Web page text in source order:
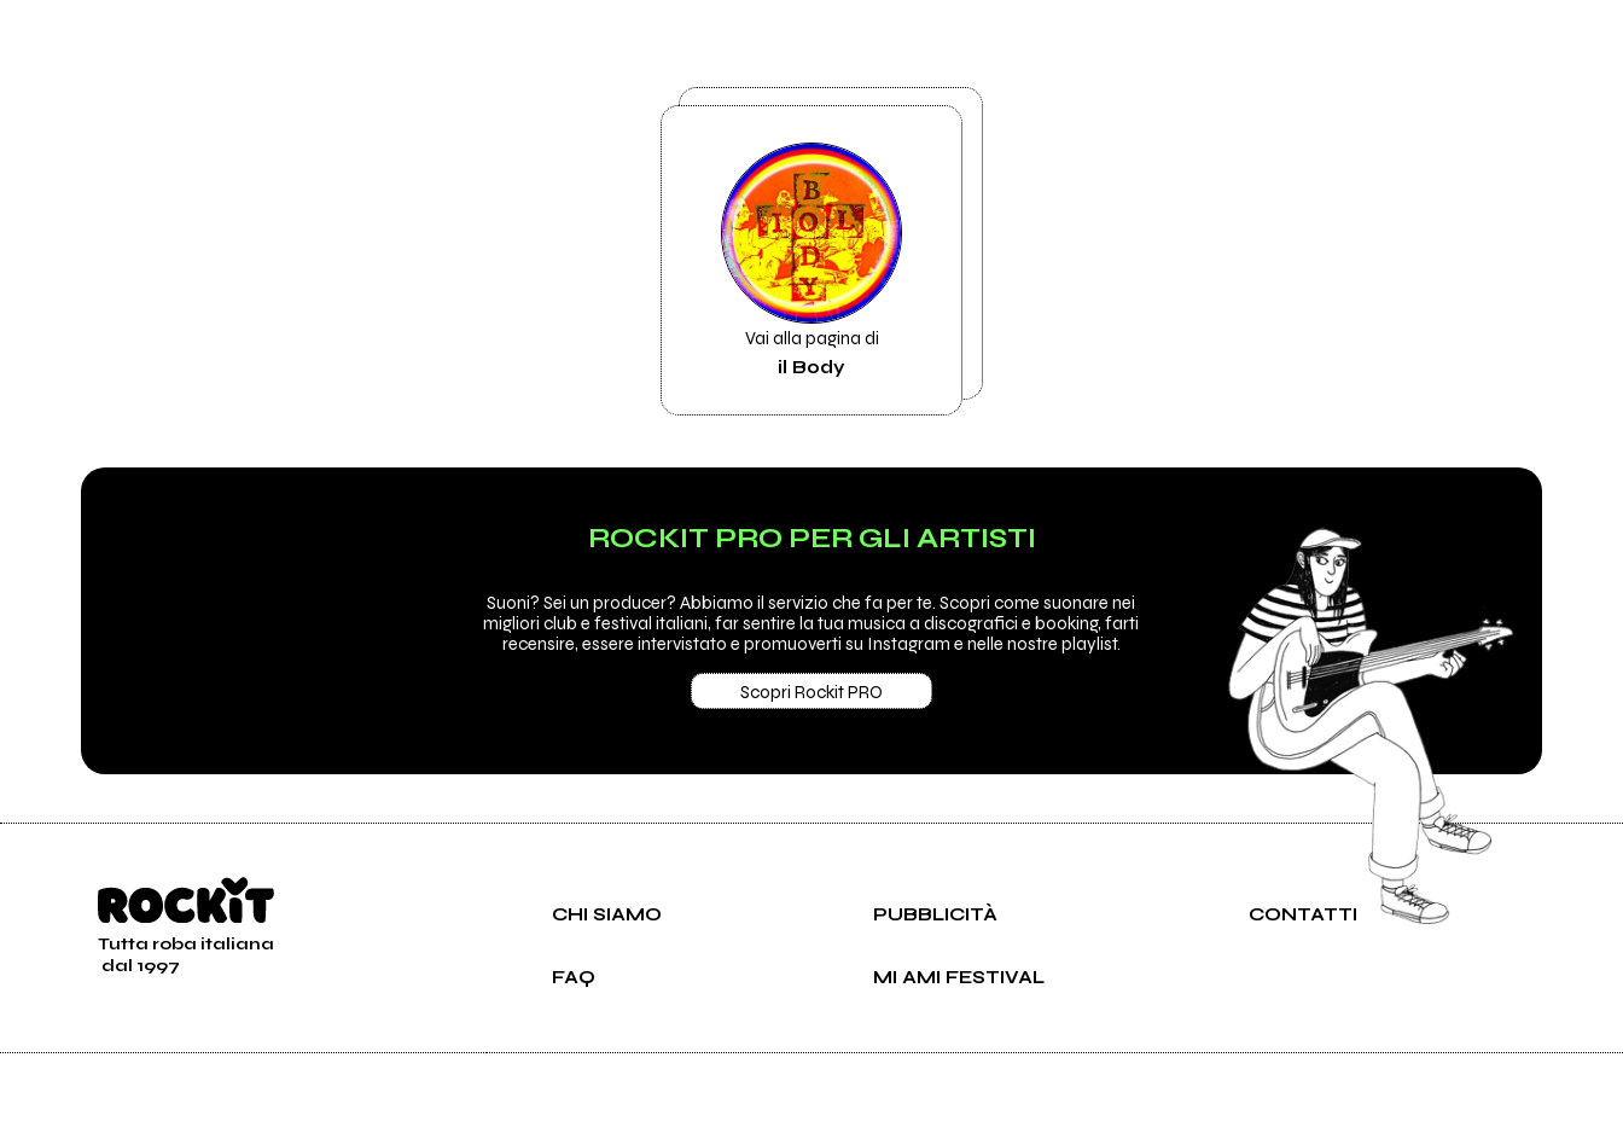
Vai alla pagina di
il Body
ROCKIT PRO PER GLI ARTISTI
Suoni? Sei un producer? Abbiamo il servizio che fa per te. Scopri come suonare nei
migliori club e festival italiani, far sentire la tua musica a discografici e booking, farti
recensire, essere intervistato e promuoverti su Instagram e nelle nostre playlist.
Scopri Rockit PRO
Tutta roba italiana
dal 1997
CHI SIAMO PUBBLICITÀ CONTATTI
FAQ MI AMI FESTIVAL